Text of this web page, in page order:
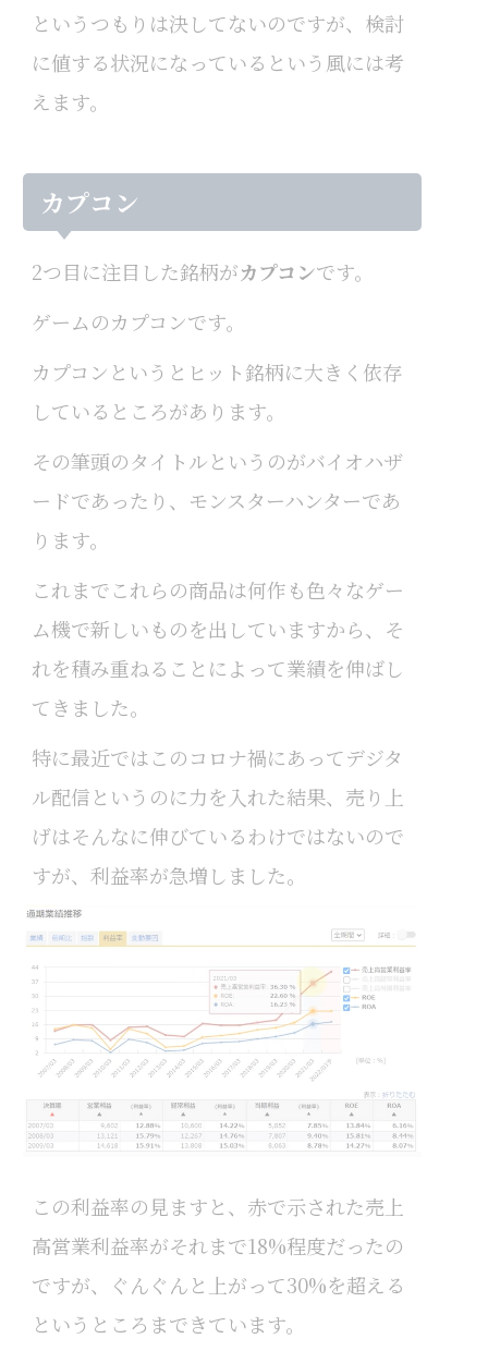
というつもりは決してないのですが、検討
に値する状況になっているという風には考
えます。
カプコン
2つ目に注目した銘柄がカプコンです。
ゲームのカプコンです。
カプコンというとヒット銘柄に大きく依存
しているところがあります。
その筆頭のタイトルというのがバイオハザ
ードであったり、モンスターハンターであ
ります。
これまでこれらの商品は何作も色々なゲー
ム機で新しいものを出していますから、そ
れを積み重ねることによって業績を伸ばし
てきました。
特に最近ではこのコロナ禍にあってデジタ
ル配信というのに力を入れた結果、売り上
げはそんなに伸びているわけではないので
すが、利益率が急増しました。
この利益率の見ますと、赤で示された売上
高営業利益率がそれまで18%程度だったの
ですが、ぐんぐんと上がって30%を超える
というところまできています。